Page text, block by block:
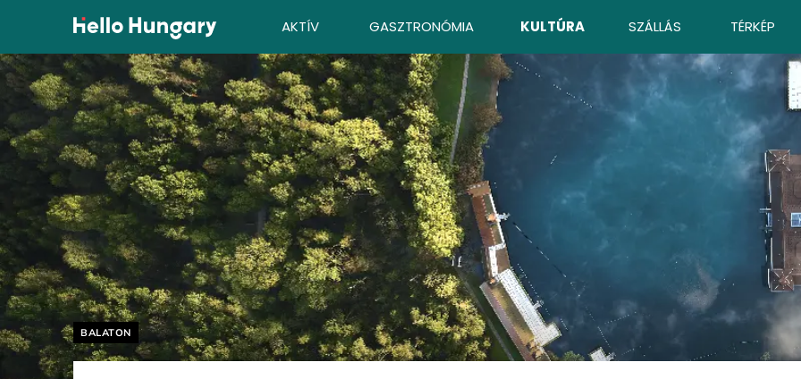
Ugrás a tartalomhoz AKTÍV GASZTRONÓMIA KULTÚRA SZÁLLÁS TÉRKÉP
Helyszín címkék:
BALATON